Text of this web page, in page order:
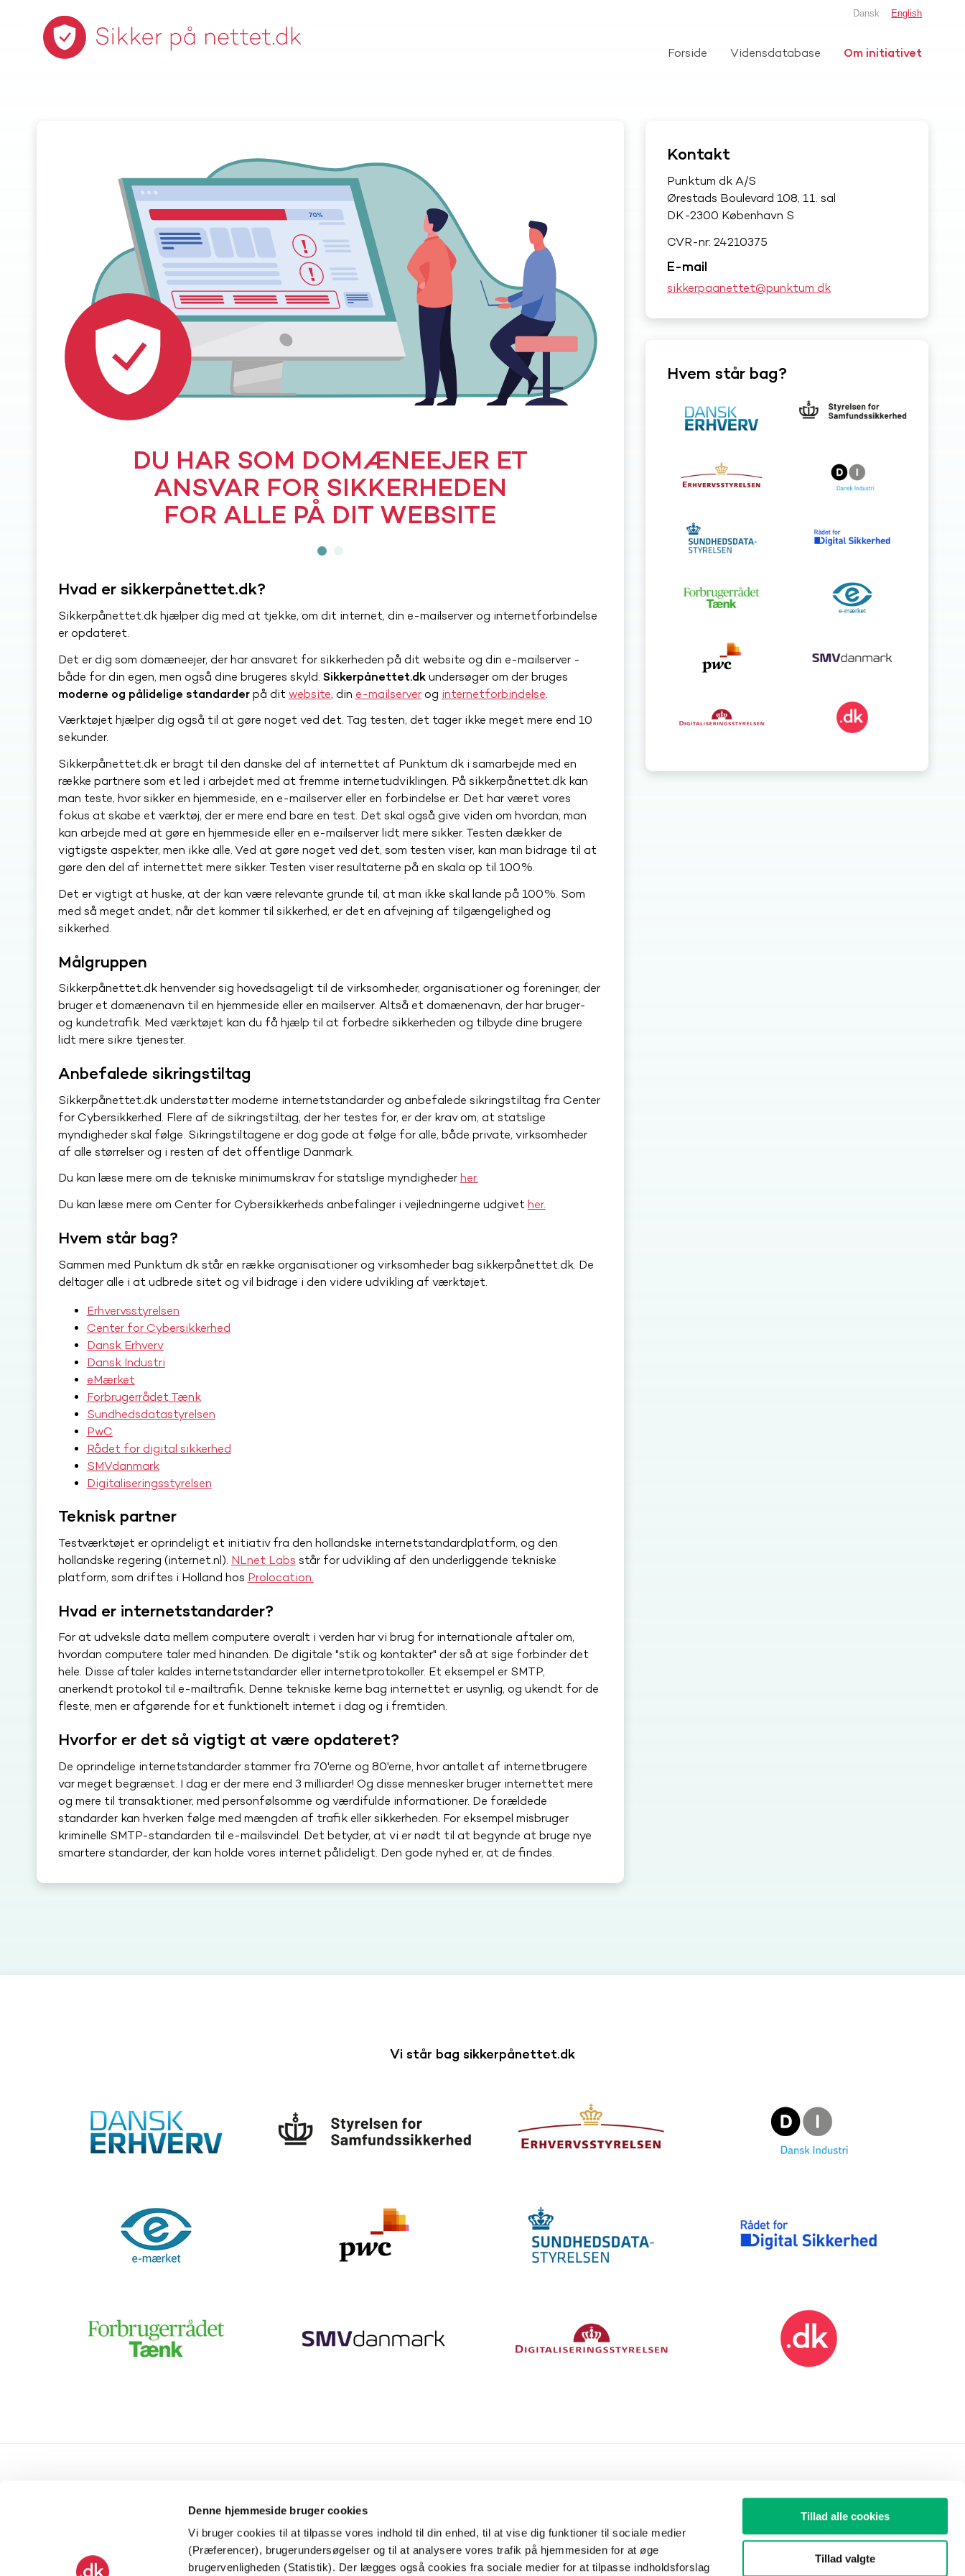
Denne hjemmeside bruger cookies
Vi bruger cookies til at tilpasse vores indhold til din enhed, til at vise dig funktioner til sociale medier
(Præferencer), brugerundersøgelser og til at analysere vores trafik på hjemmesiden for at øge
brugervenligheden (Statistik). Der lægges også cookies fra sociale medier for at tilpasse indholdsforslag
Tillad alle cookies
Tillad valgte
Dansk English
Forside Vidensdatabase Om initiativet
DU HAR SOM DOMÆNEEJER ET
ANSVAR FOR SIKKERHEDEN
FOR ALLE PÅ DIT WEBSITE
Hvad er sikkerpånettet.dk?
Sikkerpånettet.dk hjælper dig med at tjekke, om dit internet, din e-mailserver og internetforbindelse
er opdateret.
Det er dig som domæneejer, der har ansvaret for sikkerheden på dit website og din e-mailserver -
både for din egen, men også dine brugeres skyld. Sikkerpånettet.dkundersøger om der bruges
moderne og pålidelige standarderpå dit website, din e-mailserverog internetforbindelse
Værktøjet hjælper dig også til at gøre noget ved det. Tag testen, det tager ikke meget mere end 10
sekunder.
Sikkerpånettet.dk er bragt til den danske del af internettet af Punktum dk i samarbejde med en
række partnere som et led i arbejdet med at fremme internetudviklingen. På sikkerpånettet.dk kan
man teste, hvor sikker en hjemmeside, en e-mailserver eller en forbindelse er. Det har været vores
fokus at skabe et værktøj, der er mere end bare en test. Det skal også give viden om hvordan, man
kan arbejde med at gøre en hjemmeside eller en e-mailserver lidt mere sikker. Testen dækker de
vigtigste aspekter, men ikke alle. Ved at gøre noget ved det, som testen viser, kan man bidrage til at
gøre den del af internettet mere sikker. Testen viser resultaterne på en skala op til 100%.
Det er vigtigt at huske, at der kan være relevante grunde til, at man ikke skal lande på 100%. Som
med så meget andet, når det kommer til sikkerhed, er det en afvejning af tilgængelighed og
sikkerhed.
Målgruppen
Sikkerpånettet.dk henvender sig hovedsageligt til de virksomheder, organisationer og foreninger, der
bruger et domænenavn til en hjemmeside eller en mailserver. Altså et domænenavn, der har bruger-
og kundetrafik. Med værktøjet kan du få hjælp til at forbedre sikkerheden og tilbyde dine brugere
lidt mere sikre tjenester.
Anbefalede sikringstiltag
Sikkerpånettet.dk understøtter moderne internetstandarder og anbefalede sikringstiltag fra Center
for Cybersikkerhed. Flere af de sikringstiltag, der her testes for, er der krav om, at statslige
myndigheder skal følge. Sikringstiltagene er dog gode at følge for alle, både private, virksomheder
af alle størrelser og i resten af det offentlige Danmark.
Du kan læse mere om de tekniske minimumskrav for statslige myndigheder her.
Du kan læse mere om Center for Cybersikkerheds anbefalinger i vejledningerne udgivet her.
Hvem står bag?
Sammen med Punktum dk står en række organisationer og virksomheder bag sikkerpånettet.dk. De
deltager alle i at udbrede sitet og vil bidrage i den videre udvikling af værktøjet.
Erhvervsstyrelsen
Center for Cybersikkerhed
Dansk Erhverv
Dansk Industri
eMærket
Forbrugerrådet Tænk
Sundhedsdatastyrelsen
PwC
Rådet for digital sikkerhed
SMVdanmark
Digitaliseringsstyrelsen
Teknisk partner
Testværktøjet er oprindeligt et initiativ fra den hollandske internetstandardplatform, og den
hollandske regering (internet.nl). NLnet Labs står for udvikling af den underliggende tekniske
platform, som driftes i Holland hos Prolocation.
Hvad er internetstandarder?
For at udveksle data mellem computere overalt i verden har vi brug for internationale aftaler om,
hvordan computere taler med hinanden. De digitale "stik og kontakter" der så at sige forbinder det
hele. Disse aftaler kaldes internetstandarder eller internetprotokoller. Et eksempel er SMTP,
anerkendt protokol til e-mailtrafik. Denne tekniske kerne bag internettet er usynlig, og ukendt for de
fleste, men er afgørende for et funktionelt internet i dag og i fremtiden.
Hvorfor er det så vigtigt at være opdateret?
De oprindelige internetstandarder stammer fra 70'erne og 80'erne, hvor antallet af internetbrugere
var meget begrænset. I dag er der mere end 3 milliarder! Og disse mennesker bruger internettet mere
og mere til transaktioner, med personfølsomme og værdifulde informationer. De forældede
standarder kan hverken følge med mængden af trafik eller sikkerheden. For eksempel misbruger
kriminelle SMTP-standarden til e-mailsvindel. Det betyder, at vi er nødt til at begynde at bruge nye
smartere standarder, der kan holde vores internet pålideligt. Den gode nyhed er, at de findes.
Kontakt
Punktum dk A/S
Ørestads Boulevard 108, 11. sal
DK-2300 København S
CVR-nr: 24210375
E-mail
sikkerpaanettet@punktum dk
Hvem står bag?
Vi står bag sikkerpånettet.dk
Sikkerpånettet.dk er er bragt til den danske
del af internettet af Punktum dk og en
række partnere som et led i arbejdet med at
Information
Politik om behandling af personoplysninger
Cookies
Håndtering af sikkerhedsfejl
Ørestads Boulevard 108, 11. sal
2300 København S